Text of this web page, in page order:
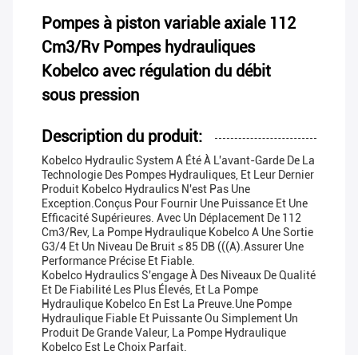
Pompes à piston variable axiale 112
Cm3/Rv Pompes hydrauliques
Kobelco avec régulation du débit
sous pression
Description du produit:
Kobelco Hydraulic System A Été À L'avant-Garde De La
Technologie Des Pompes Hydrauliques, Et Leur Dernier
Produit Kobelco Hydraulics N'est Pas Une
Exception.conçus Pour Fournir Une Puissance Et Une
Efficacité Supérieures. Avec Un Déplacement De 112
Cm3/rev, La Pompe Hydraulique Kobelco A Une Sortie
G3/4 Et Un Niveau De Bruit ≤ 85 DB (((A).assurer Une
Performance Précise Et Fiable.
Kobelco Hydraulics S'engage À Des Niveaux De Qualité
Et De Fiabilité Les Plus Élevés, Et La Pompe
Hydraulique Kobelco En Est La Preuve.une Pompe
Hydraulique Fiable Et Puissante Ou Simplement Un
Produit De Grande Valeur, La Pompe Hydraulique
Kobelco Est Le Choix Parfait.